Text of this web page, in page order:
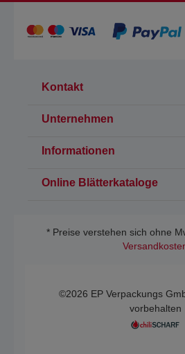
Kontakt
Unternehmen
Informationen
Online Blätterkataloge
* Preise verstehen sich ohne
©2026 EP Verpackungs
vorbehalten